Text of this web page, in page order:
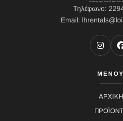
Διεύθυνση: Ιερού Λόχου 10, Κάτω Σούλι,
Τηλέφωνο:
Email:
ΜΕΝΟΥ
ΑΡΧΙΚΗ